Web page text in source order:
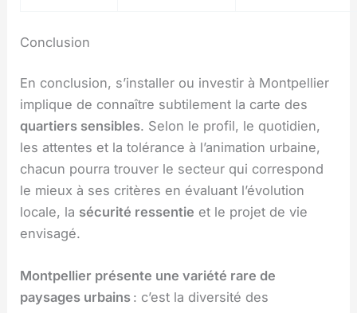
Conclusion
En conclusion, s’installer ou investir à Montpellier
implique de connaître subtilement la carte des
quartiers sensibles. Selon le profil, le quotidien,
les attentes et la tolérance à l’animation urbaine,
chacun pourra trouver le secteur qui correspond
le mieux à ses critères en évaluant l’évolution
locale, la sécurité ressentie et le projet de vie
envisagé.
Montpellier présente une variété rare de
paysages urbains : c’est la diversité des